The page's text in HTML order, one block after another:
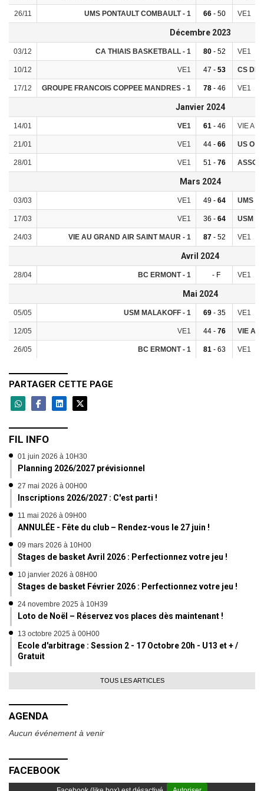
26/11 UMS PONTAULT COMBAULT - 1 66- 50 VE1
Décembre 2023
03/12 CA THIAIS BASKETBALL - 1 80- 52 VE1
10/12 VE1 47 - 53 CS DE
17/12 GROUPE FRANCOIS COPPEE MANDRES - 1 78- 46 VE1
Janvier 2024
14/01 VE1 61 - 46 VIE AU
21/01 VE1 44 - 66 US O
28/01 VE1 51 - 76
Mars 2024
03/03 VE1 49 - 64 UMS
17/03 VE1 36 - 64 USM
24/03 VIE AU GRAND AIR SAINT MAUR - 1 87- 52 VE1
Avril 2024
28/04 BC ERMONT - 1 - F VE1
Mai 2024
05/05 USM MALAKOFF - 1 69- 35 VE1
12/05 VE1 44 - 76 VIE AU
26/05 BC ERMONT - 1 81 - 63 VE1
PARTAGER CETTE PAGE
FIL INFO
01 juin 2026 à 10H30
Planning 2026/2027 prévisionnel
27 mai 2026 à 00H00
Inscriptions 2026/2027 : C'est parti !
11 mai 2026 à 09H00
ANNULÉE - Fête du club – Rendez-vous le 27 juin !
09 mars 2026 à 10H00
Stages de basket Avril 2026 : Perfectionnez votre jeu !
10 janvier 2026 à 08H00
Stages de basket Février 2026 : Perfectionnez votre jeu !
24 novembre 2025 à 10H39
Loto de Noël – Réservez vos places dès maintenant !
13 octobre 2025 à 00H00
Ecole d'arbitrage : Session 2 - 17 Octobre 20h - U13 et + /
Gratuit
TOUS LES ARTICLES
AGENDA
Aucun événement à venir
FACEBOOK